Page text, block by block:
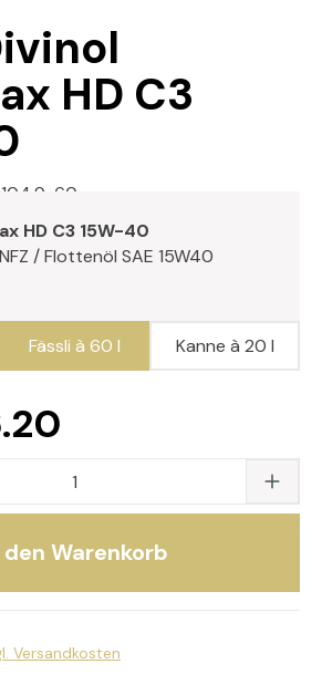
HD C3
104.9-60
HD C3 15W-40
/ Flottenöl SAE 15W40
Fässli à 60 l Kanne à 20 l
Gib den gewünschten
den Warenkorb
Versandkosten